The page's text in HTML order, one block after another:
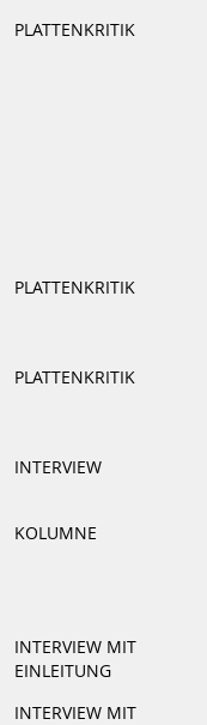
PLATTENKRITIK
PLATTENKRITIK
PLATTENKRITIK
INTERVIEW
KOLUMNE
INTERVIEW MIT
EINLEITUNG
INTERVIEW MIT